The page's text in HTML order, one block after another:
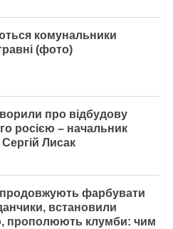
комунальники
(фото)
про відбудову
росією – начальник
Лисак
продовжують фарбувати
встановили
прополюють клумби: чим